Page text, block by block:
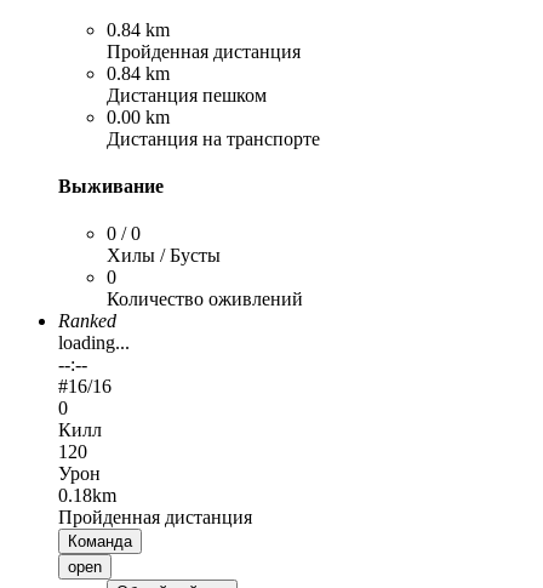
0.84 km
Пройденная дистанция
0.84 km
Дистанция пешком
0.00 km
Дистанция на транспорте
Выживание
0 / 0
Хилы / Бусты
0
Количество оживлений
Ranked
loading...
--:--
#16/16
0
Килл
120
Урон
0.18km
Пройденная дистанция
Команда
open